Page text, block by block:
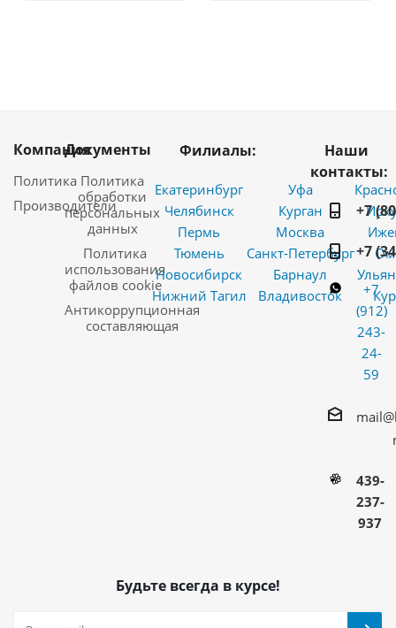
Компания
Политика
Производители
Документы
Политика
обработки
персональных
данных
Политика
использования
файлов cookie
Антикоррупционная
составляющая
Филиалы:
Екатеринбург
Челябинск
Пермь
Тюмень
Новосибирск
Нижний Тагил
Уфа
Курган
Москва
Санкт-Петербург
Барнаул
Владивосток
Наши
контакты:
+7
+7
+7
(912)
243-
24-
59
439-
237-
937
Будьте всегда в курсе!